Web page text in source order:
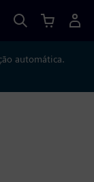
automática.